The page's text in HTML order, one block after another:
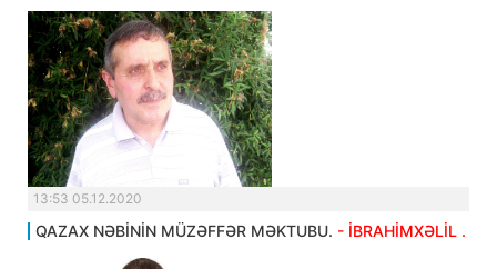
13:53 05.12.2020
QAZAX NƏBİNİN MÜZƏFFƏR MƏKTUBU. - İBRAHİMXƏLİL .